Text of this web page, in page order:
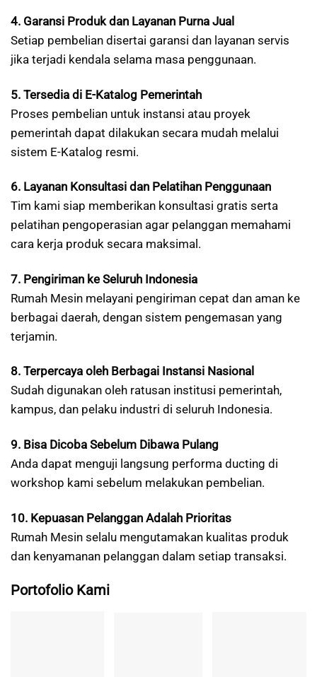
4. Garansi Produk dan Layanan Purna Jual
Setiap pembelian disertai garansi dan layanan servis
jika terjadi kendala selama masa penggunaan.
5. Tersedia di E-Katalog Pemerintah
Proses pembelian untuk instansi atau proyek
pemerintah dapat dilakukan secara mudah melalui
sistem E-Katalog resmi.
6. Layanan Konsultasi dan Pelatihan Penggunaan
Tim kami siap memberikan konsultasi gratis serta
pelatihan pengoperasian agar pelanggan memahami
cara kerja produk secara maksimal.
7. Pengiriman ke Seluruh Indonesia
Rumah Mesin melayani pengiriman cepat dan aman ke
berbagai daerah, dengan sistem pengemasan yang
terjamin.
8. Terpercaya oleh Berbagai Instansi Nasional
Sudah digunakan oleh ratusan institusi pemerintah,
kampus, dan pelaku industri di seluruh Indonesia.
9. Bisa Dicoba Sebelum Dibawa Pulang
Anda dapat menguji langsung performa ducting di
workshop kami sebelum melakukan pembelian.
10. Kepuasan Pelanggan Adalah Prioritas
Rumah Mesin selalu mengutamakan kualitas produk
dan kenyamanan pelanggan dalam setiap transaksi.
Portofolio Kami